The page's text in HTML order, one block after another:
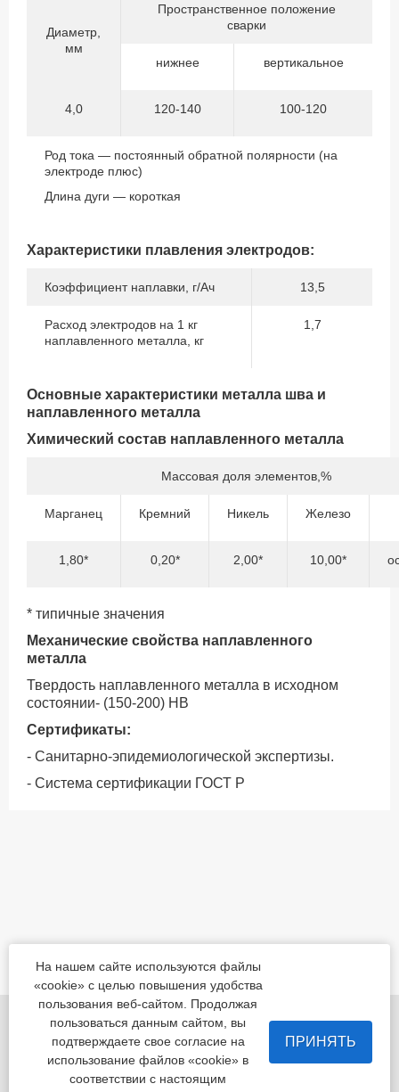
Диаметр,
мм
Пространственное положение
сварки
нижнее вертикальное
4,0 120-140 100-120
Род тока — постоянный обратной полярности (на
электроде плюс)
Длина дуги — короткая
Характеристики плавления электродов:
Коэффициент наплавки, г/Ач 13,5
Расход электродов на 1 кг
наплавленного металла, кг
1,7
Основные характеристики металла шва и
наплавленного металла
Химический состав наплавленного металла
Массовая доля элементов,%
Марганец Кремний Никель Железо
1,80* 0,20* 2,00* 10,00*
* типичные значения
Механические свойства наплавленного
металла
Твердость наплавленного металла в исходном
состоянии- (150-200) НВ
Сертификаты:
- Санитарно-эпидемиологической экспертизы.
- Система сертификации ГОСТ Р
455022, Челябинская обл., Магнитогорск, шоссе
Белорецкое, д.5
пн - пт с 8:00 до 17:00 сб-вс-вых.
На нашем сайте используются файлы
«cookie» с целью повышения удобства
пользования веб-сайтом. Продолжая
пользоваться данным сайтом, вы
подтверждаете свое согласие на
использование файлов «cookie» в
соответствии с настоящим
ПРИНЯТЬ